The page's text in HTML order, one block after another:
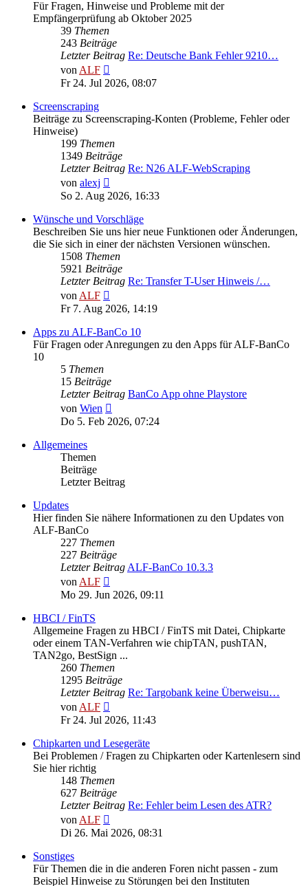
Für Fragen, Hinweise und Probleme mit der
Empfängerprüfung ab Oktober 2025
39 Themen
243 Beiträge
Letzter Beitrag Re: Deutsche Bank Fehler 9210…
vonALF
Beitrag
Fr 24. Jul 2026, 08:07
Screenscraping
Beiträge zu Screenscraping-Konten (Probleme, Fehler oder
Hinweise)
199 Themen
1349 Beiträge
Letzter Beitrag Re: N26 ALF-WebScraping
von alexj
Beitrag
So 2. Aug 2026, 16:33
Wünsche und Vorschläge
Beschreiben Sie uns hier neue Funktionen oder Änderungen,
die Sie sich in einer der nächsten Versionen wünschen.
1508 Themen
5921 Beiträge
Letzter Beitrag Re: Transfer T-User Hinweis /…
vonALF
Beitrag
Fr 7. Aug 2026, 14:19
Apps zu ALF-BanCo 10
Für Fragen oder Anregungen zu den Apps für ALF-BanCo
10
5 Themen
15 Beiträge
Letzter Beitrag BanCo App ohne Playstore
von Wien
Beitrag
Do 5. Feb 2026, 07:24
Allgemeines
Themen
Beiträge
Letzter Beitrag
Updates
Hier finden Sie nähere Informationen zu den Updates von
ALF-BanCo
227 Themen
227 Beiträge
Letzter BeitragALF-BanCo 10.3.3
vonALF
Beitrag
Mo 29. Jun 2026, 09:11
HBCI / FinTS
Allgemeine Fragen zu HBCI / FinTS mit Datei, Chipkarte
oder einem TAN-Verfahren wie chipTAN, pushTAN,
TAN2go, BestSign ...
260 Themen
1295 Beiträge
Letzter Beitrag Re: Targobank keine Überweisu…
vonALF
Beitrag
Fr 24. Jul 2026, 11:43
Chipkarten und Lesegeräte
Bei Problemen / Fragen zu Chipkarten oder Kartenlesern sind
Sie hier richtig
148 Themen
627 Beiträge
Letzter Beitrag Re: Fehler beim Lesen des ATR?
vonALF
Beitrag
Di 26. Mai 2026, 08:31
Sonstiges
Für Themen die in die anderen Foren nicht passen - zum
Beispiel Hinweise zu Störungen bei den Instituten